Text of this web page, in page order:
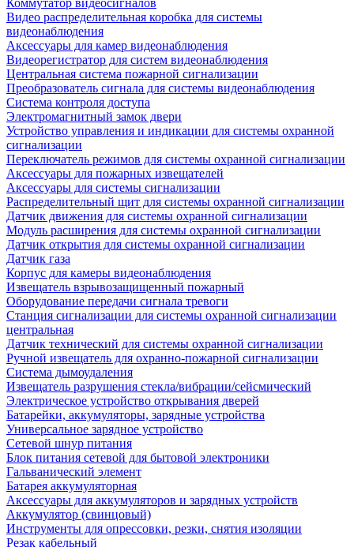
Коммутатор видеосигналов
Видео распределительная коробка для системы
видеонаблюдения
Аксессуары для камер видеонаблюдения
Видеорегистратор для систем видеонаблюдения
Центральная система пожарной сигнализации
Преобразователь сигнала для системы видеонаблюдения
Система контроля доступа
Электромагнитный замок двери
Устройство управления и индикации для системы охранной
сигнализации
Переключатель режимов для системы охранной сигнализации
Аксессуары для пожарных извещателей
Аксессуары для системы сигнализации
Распределительный щит для системы охранной сигнализации
Датчик движения для системы охранной сигнализации
Модуль расширения для системы охранной сигнализации
Датчик открытия для системы охранной сигнализации
Датчик газа
Корпус для камеры видеонаблюдения
Извещатель взрывозащищенный пожарный
Оборудование передачи сигнала тревоги
Станция сигнализации для системы охранной сигнализации
центральная
Датчик технический для системы охранной сигнализации
Ручной извещатель для охранно-пожарной сигнализации
Система дымоудаления
Извещатель разрушения стекла/вибрации/сейсмический
Электрическое устройство открывания дверей
Батарейки, аккумуляторы, зарядные устройства
Универсальное зарядное устройство
Сетевой шнур питания
Блок питания сетевой для бытовой электроники
Гальванический элемент
Батарея аккумуляторная
Аксессуары для аккумуляторов и зарядных устройств
Аккумулятор (свинцовый)
Инструменты для опрессовки, резки, снятия изоляции
Резак кабельный